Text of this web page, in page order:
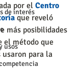
de interés
usos
por el Centro
que reveló
más posibilidades
el método que
usaron para la